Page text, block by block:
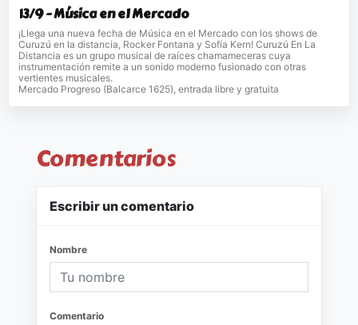
13/9 - Música en el Mercado
¡Llega una nueva fecha de Música en el Mercado con los shows de
Curuzú en la distancia, Rocker Fontana y Sofía Kern! Curuzú En La
Distancia es un grupo musical de raíces chamameceras cuya
instrumentación remite a un sonido moderno fusionado con otras
vertientes musicales.
Mercado Progreso (Balcarce 1625), entrada libre y gratuita
Comentarios
Escribir un comentario
Nombre
Comentario